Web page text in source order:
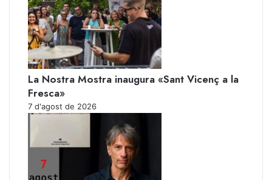
La Nostra Mostra inaugura «Sant Vicenç a la
Fresca»
7 d'agost de 2026